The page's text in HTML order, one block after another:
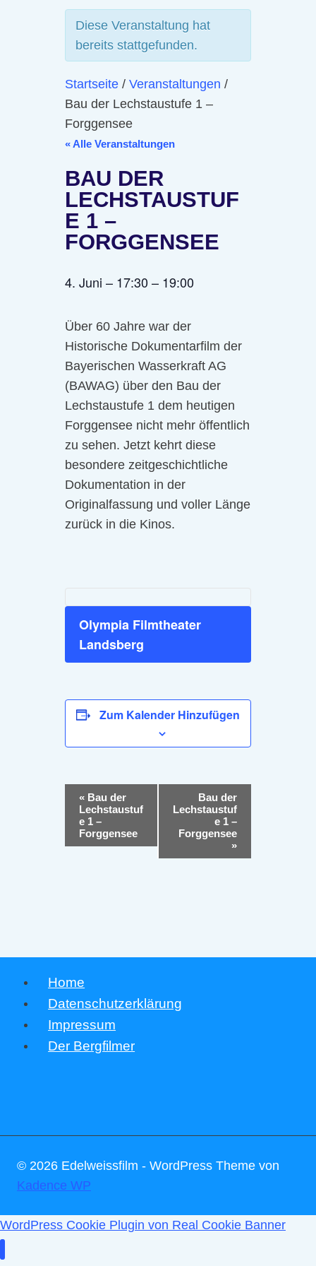
Diese Veranstaltung hat
bereits stattgefunden.
Startseite / Veranstaltungen /
Bau der Lechstaustufe 1 –
Forggensee
« Alle Veranstaltungen
BAU DER
LECHSTAUSTUF
E 1 –
FORGGENSEE
4. Juni – 17:30 – 19:00
Über 60 Jahre war der
Historische Dokumentarfilm der
Bayerischen Wasserkraft AG
(BAWAG) über den Bau der
Lechstaustufe 1 dem heutigen
Forggensee nicht mehr öffentlich
zu sehen. Jetzt kehrt diese
besondere zeitgeschichtliche
Dokumentation in der
Originalfassung und voller Länge
zurück in die Kinos.
Olympia Filmtheater
Landsberg
Zum Kalender Hinzufügen
r
t
a
l
t
u
-
N
a
v
« Bau der
Lechstaustuf
e 1 –
Forggensee
Bau der
Lechstaustuf
e 1 –
Forggensee
»
Home
Datenschutzerklärung
Impressum
Der Bergfilmer
© 2026 Edelweissfilm - WordPress Theme von
Kadence WP
WordPress Cookie Plugin von Real Cookie Banner